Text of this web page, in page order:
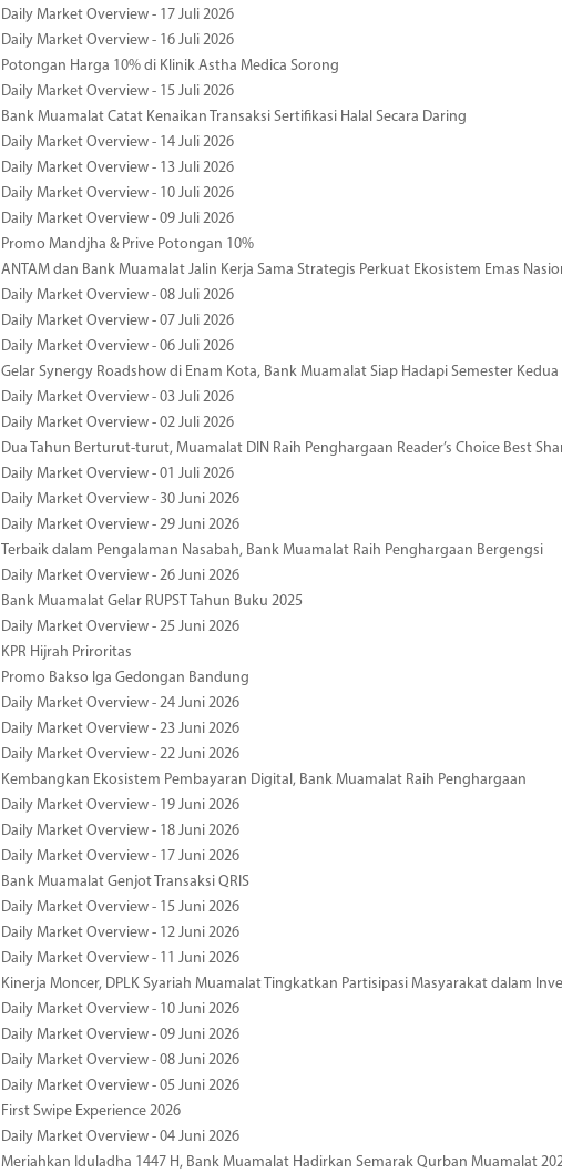
Daily Market Overview - 17 Juli 2026
Daily Market Overview - 16 Juli 2026
Potongan Harga 10% di Klinik Astha Medica Sorong
Daily Market Overview - 15 Juli 2026
Bank Muamalat Catat Kenaikan Transaksi Sertifikasi Halal Secara Daring
Daily Market Overview - 14 Juli 2026
Daily Market Overview - 13 Juli 2026
Daily Market Overview - 10 Juli 2026
Daily Market Overview - 09 Juli 2026
Promo Mandjha & Prive Potongan 10%
ANTAM dan Bank Muamalat Jalin Kerja Sama Strategis Perkuat Ekosistem Emas
Daily Market Overview - 08 Juli 2026
Daily Market Overview - 07 Juli 2026
Daily Market Overview - 06 Juli 2026
Gelar Synergy Roadshow di Enam Kota, Bank Muamalat Siap Hadapi Semester Kedua
Daily Market Overview - 03 Juli 2026
Daily Market Overview - 02 Juli 2026
Dua Tahun Berturut-turut, Muamalat DIN Raih Penghargaan Reader’s Choice Best
Daily Market Overview - 01 Juli 2026
Daily Market Overview - 30 Juni 2026
Daily Market Overview - 29 Juni 2026
Terbaik dalam Pengalaman Nasabah, Bank Muamalat Raih Penghargaan Bergengsi
Daily Market Overview - 26 Juni 2026
Bank Muamalat Gelar RUPST Tahun Buku 2025
Daily Market Overview - 25 Juni 2026
KPR Hijrah Priroritas
Promo Bakso Iga Gedongan Bandung
Daily Market Overview - 24 Juni 2026
Daily Market Overview - 23 Juni 2026
Daily Market Overview - 22 Juni 2026
Kembangkan Ekosistem Pembayaran Digital, Bank Muamalat Raih Penghargaan
Daily Market Overview - 19 Juni 2026
Daily Market Overview - 18 Juni 2026
Daily Market Overview - 17 Juni 2026
Bank Muamalat Genjot Transaksi QRIS
Daily Market Overview - 15 Juni 2026
Daily Market Overview - 12 Juni 2026
Daily Market Overview - 11 Juni 2026
Kinerja Moncer, DPLK Syariah Muamalat Tingkatkan Partisipasi Masyarakat dalam
Daily Market Overview - 10 Juni 2026
Daily Market Overview - 09 Juni 2026
Daily Market Overview - 08 Juni 2026
Daily Market Overview - 05 Juni 2026
First Swipe Experience 2026
Daily Market Overview - 04 Juni 2026
Meriahkan Iduladha 1447 H, Bank Muamalat Hadirkan Semarak Qurban Muamalat